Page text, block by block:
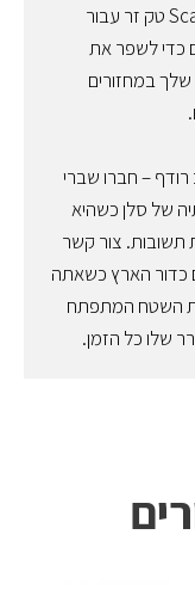
Scavenge טק זר עבור
כדי לשפר את
שלך במחזורים
רודף – חברו שברי
של סלן כשהיא
צור קשר
כדור הארץ כשאתה
השטח המתפתח
שלו כל הזמן.